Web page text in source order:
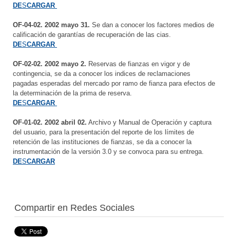
DESCARGAR
OF-04-02. 2002 mayo 31. Se dan a conocer los factores medios de
calificación de garantías de recuperación de las cias.
DESCARGAR
OF-02-02. 2002 mayo 2. Reservas de fianzas en vigor y de
contingencia, se da a conocer los indices de reclamaciones
pagadas esperadas del mercado por ramo de fianza para efectos de
la determinación de la prima de reserva.
DESCARGAR
OF-01-02. 2002 abril 02. Archivo y Manual de Operación y captura
del usuario, para la presentación del reporte de los límites de
retención de las instituciones de fianzas, se da a conocer la
instrumentación de la versión 3.0 y se convoca para su entrega.
DESCARGAR
Compartir en Redes Sociales